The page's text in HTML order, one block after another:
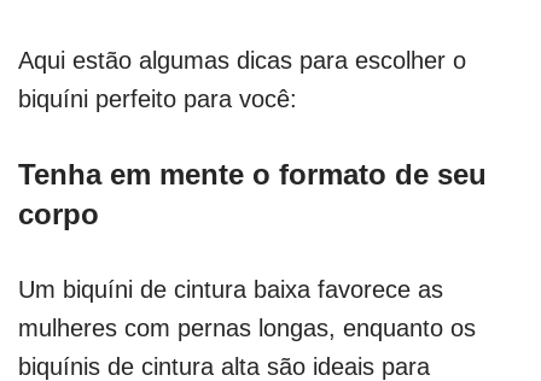
Aqui estão algumas dicas para escolher o
biquíni perfeito para você:
Tenha em mente o formato de seu
corpo
Um biquíni de cintura baixa favorece as
mulheres com pernas longas, enquanto os
biquínis de cintura alta são ideais para